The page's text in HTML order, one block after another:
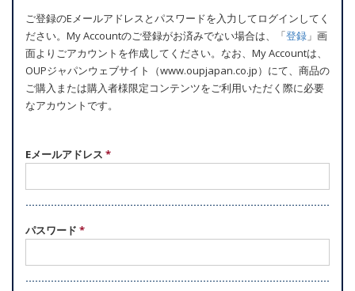
マ
リ
ー
タ
ブ
ご登録のEメールアドレスとパスワードを入力してログインしてく
ださい。My Accountのご登録がお済みでない場合は、「登録 」画
面よりごアカウントを作成してください。なお、My Accountは、
OUPジャパンウェブサイト（www.oupjapan.co.jp）にて、商品の
ご購入または購入者様限定コンテンツをご利用いただく際に必要
なアカウントです。
Eメールアドレス *
パスワード *